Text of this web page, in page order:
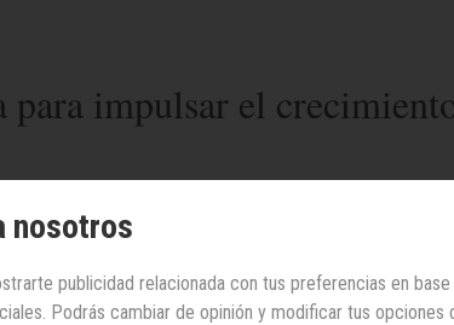
impulsar el
nosotros
publicidad relacionada con tus preferencias en base
Podrás cambiar de opinión y modificar tus opciones